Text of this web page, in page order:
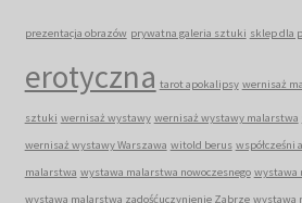
prezentacja obrazów prywatna galeria sztuki sklep dla
erotyczna tarot apokalipsy wernisaż
sztuki wernisaż wystawy wernisaż wystawy malarstwa
wernisaż wystawy Warszawa witold berus współcześni
malarstwa wystawa malarstwa nowoczesnego wystawa
wystawa malarstwa zadośćuczynienie Zabrze wystawa